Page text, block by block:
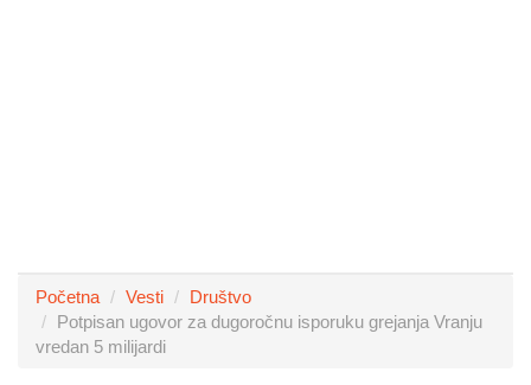
Početna Vesti
Društvo
Potpisan ugovor za dugoročnu isporuku grejanja Vranju
vredan 5 milijardi